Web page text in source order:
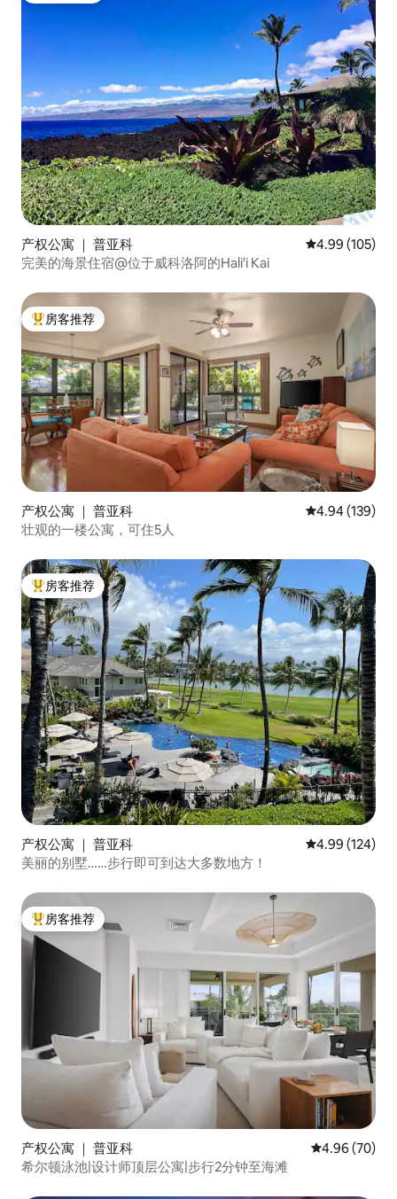
产权公寓 ｜ 普亚科 平均评分 4.99
4.99 (105)
完美的海景住宿@位于威科洛阿的Hali'i Kai
热门「房客推荐」
房客推荐
产权公寓 ｜ 普亚科 平均评分 4.94
4.94 (139)
壮观的一楼公寓，可住5人
热门「房客推荐」
房客推荐
产权公寓 ｜ 普亚科 平均评分 4.99
4.99 (124)
美丽的别墅……步行即可到达大多数地方！
热门「房客推荐」
房客推荐
产权公寓 ｜ 普亚科 平均评分 4.96
4.96 (70)
希尔顿泳池|设计师顶层公寓|步行2分钟至海滩